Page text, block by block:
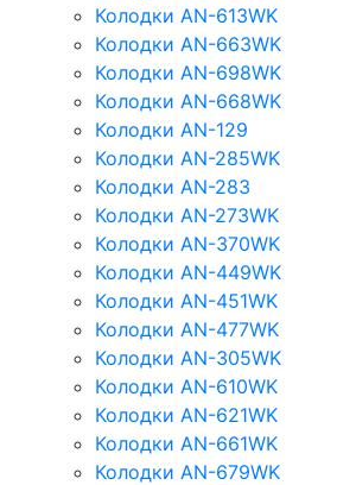
Колодки AN-613WK
Колодки AN-663WK
Колодки AN-698WK
Колодки AN-668WK
Колодки AN-129
Колодки AN-285WK
Колодки AN-283
Колодки AN-273WK
Колодки AN-370WK
Колодки AN-449WK
Колодки AN-451WK
Колодки AN-477WK
Колодки AN-305WK
Колодки AN-610WK
Колодки AN-621WK
Колодки AN-661WK
Колодки AN-679WK